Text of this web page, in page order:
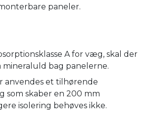
paneler.
A for væg, skal der
mineraluld bag panelerne.
anvendes et tilhørende
som skaber en 200 mm
isolering behøves ikke.